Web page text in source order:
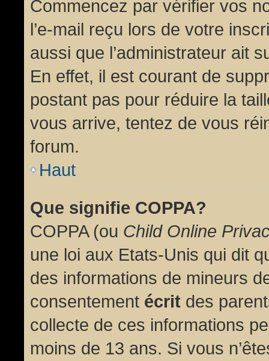
Commencez par vérifier vos
l’e-mail reçu lors de votre
aussi que l’administrateur ait
En effet, il est courant de
postant pas pour réduire la
vous arrive, tentez de vous
forum.
Haut
Que signifie COPPA?
COPPA (ou Child Online
une loi aux Etats-Unis qui dit
des informations de mineurs
consentement écrit des
collecte de ces informations
moins de 13 ans. Si vous